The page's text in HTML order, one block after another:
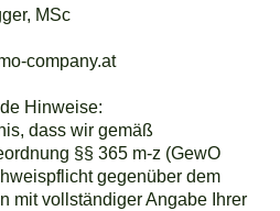
MSc
company.at
Hinweise:
dass wir gemäß
§§ 365 m-z (GewO
gegenüber dem
mit vollständiger Angabe Ihrer